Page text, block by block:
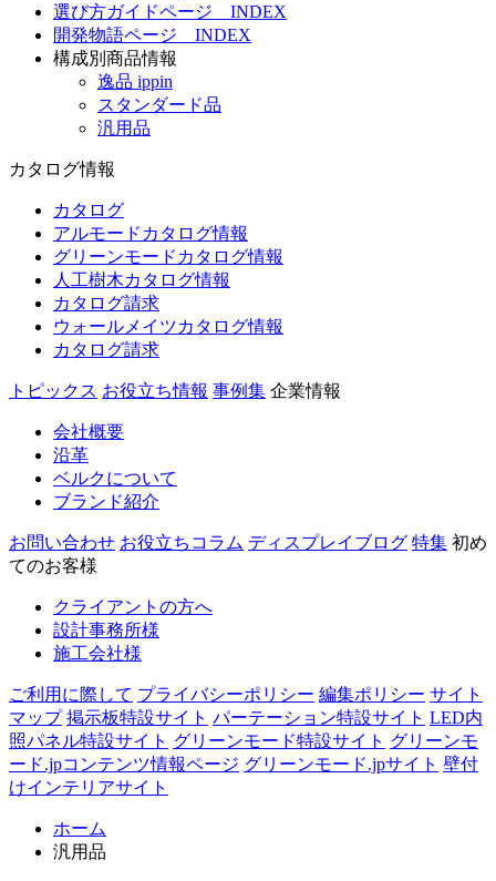
選び方ガイドページ INDEX
開発物語ページ INDEX
構成別商品情報
逸品 ippin
スタンダード品
汎用品
カタログ情報
カタログ
アルモードカタログ情報
グリーンモードカタログ情報
人工樹木カタログ情報
カタログ請求
ウォールメイツカタログ情報
カタログ請求
トピックス お役立ち情報 事例集 企業情報
会社概要
沿革
ベルクについて
ブランド紹介
お問い合わせ お役立ちコラム ディスプレイブログ 特集 初め
てのお客様
クライアントの方へ
設計事務所様
施工会社様
ご利用に際して プライバシーポリシー 編集ポリシー サイト
マップ 掲示板特設サイト パーテーション特設サイト LED内
照パネル特設サイト グリーンモード特設サイト グリーンモ
ード.jpコンテンツ情報ページ グリーンモード.jpサイト 壁付
けインテリアサイト
ホーム
汎用品